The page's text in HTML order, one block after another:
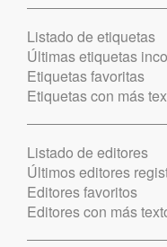
Listado de etiquetas
Últimas etiquetas
Etiquetas favoritas
Etiquetas con más
Listado de editores
Últimos editores
Editores favoritos
Editores con más